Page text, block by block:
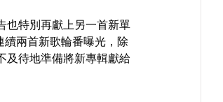
也特別再獻上另一首新單
兩首新歌輪番曝光，除
及待地準備將新專輯獻給